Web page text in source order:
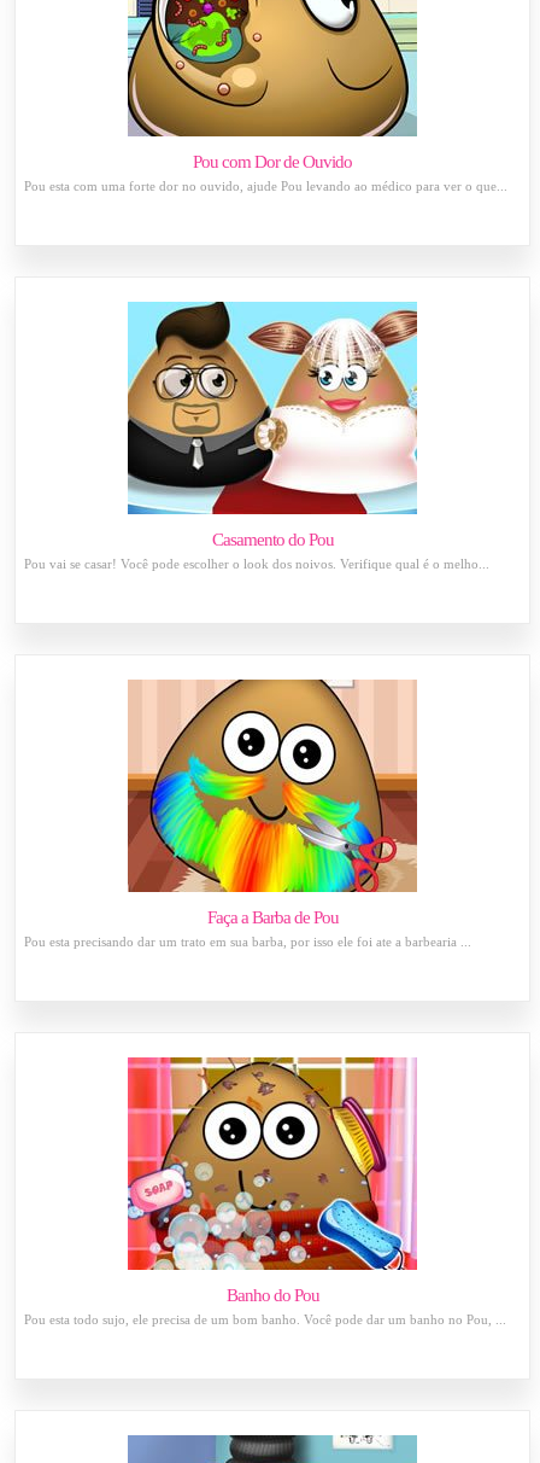
Pou com Dor de Ouvido
Pou esta com uma forte dor no ouvido, ajude Pou levando ao médico para ver o que...
Casamento do Pou
Pou vai se casar! Você pode escolher o look dos noivos. Verifique qual é o melho...
Faça a Barba de Pou
Pou esta precisando dar um trato em sua barba, por isso ele foi ate a barbearia ...
Banho do Pou
Pou esta todo sujo, ele precisa de um bom banho. Você pode dar um banho no Pou, ...